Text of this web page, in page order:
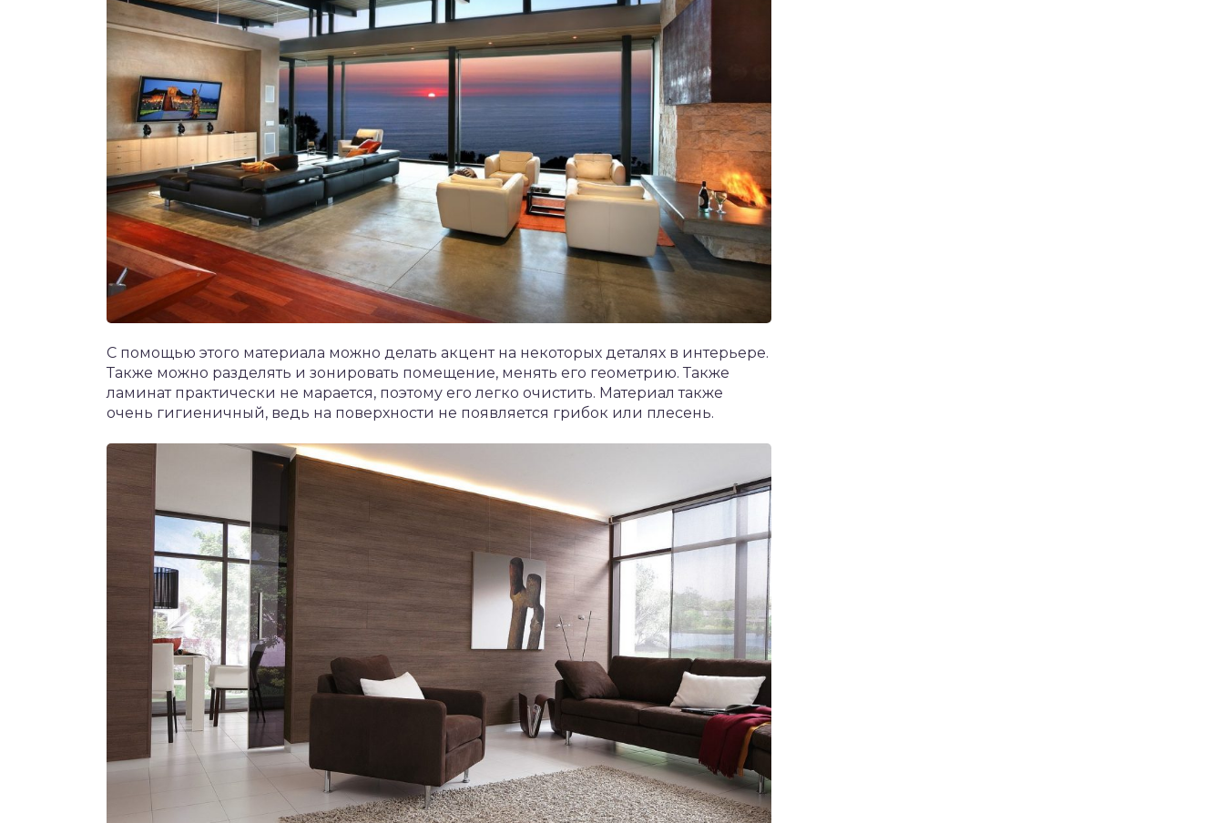
С помощью этого материала можно делать акцент на некоторых деталях в интерьере.
Также можно разделять и зонировать помещение, менять его геометрию. Также
ламинат практически не марается, поэтому его легко очистить. Материал также
очень гигиеничный, ведь на поверхности не появляется грибок или плесень.